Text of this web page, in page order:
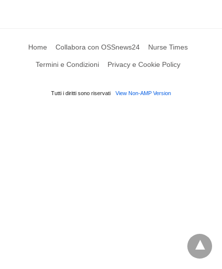
Home Collabora con OSSnews24 Nurse Times
Termini e Condizioni Privacy e Cookie Policy
Tutti i diritti sono riservati View Non-AMP Version